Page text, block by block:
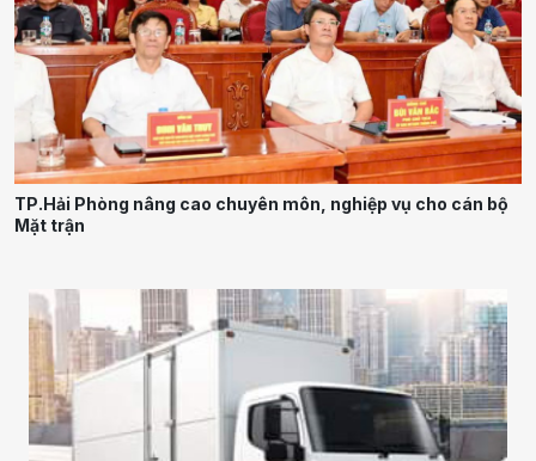
TP.Hải Phòng nâng cao chuyên môn, nghiệp vụ cho cán bộ
Mặt trận